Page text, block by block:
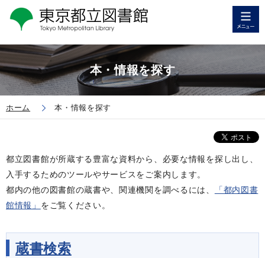
本・情報を探す
ホーム 本・情報を探す
都立図書館が所蔵する豊富な資料から、必要な情報を探し出し、
入手するためのツールやサービスをご案内します。
都内の他の図書館の蔵書や、関連機関を調べるには、
「都内図書
館情報」 をご覧ください。
蔵書検索